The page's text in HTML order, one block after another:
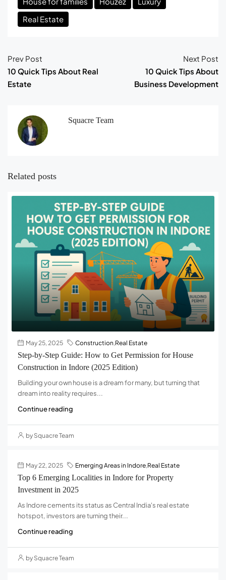
Real Estate
Prev Post
10 Quick Tips About Real
Estate
Next Post
10 Quick Tips About
Business Development
Squacre Team
Related posts
May 25, 2025 Construction,Real Estate
Step-by-Step Guide: How to Get Permission for House
Construction in Indore (2025 Edition)
Building your own house is a dream for many, but turning that
dream into reality requires...
Continue reading
by Squacre Team
May 22, 2025 Emerging Areas in Indore,Real Estate
Top 6 Emerging Localities in Indore for Property
Investment in 2025
As Indore cements its status as Central India's real estate
hotspot, investors are turning their...
Continue reading
by Squacre Team